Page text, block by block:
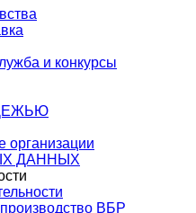
и конкурсы
организации
ДАННЫХ
ВБР